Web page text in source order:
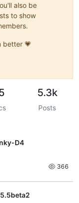
also be
to show
better 💗
5.3k
Posts
D4
366